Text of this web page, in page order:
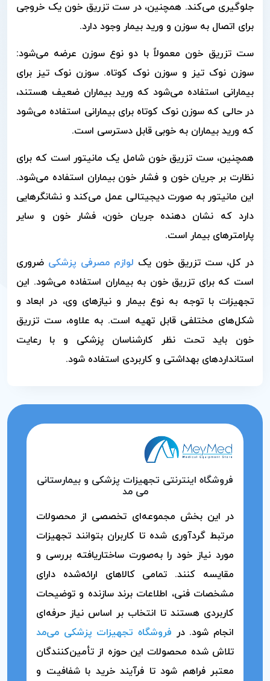
جلوگیری می‌کند. همچنین، در ست تزریق خون یک خروجی
برای اتصال به سوزن و ورید بیمار وجود دارد.
ست تزریق خون معمولاً با دو نوع سوزن عرضه می‌شود:
سوزن نوک تیز و سوزن نوک کوتاه. سوزن نوک تیز برای
بیمارانی استفاده می‌شود که ورید بیماران ضعیف هستند،
در حالی که سوزن نوک کوتاه برای بیمارانی استفاده می‌شود
که ورید بیماران به خوبی قابل دسترسی است.
همچنین، ست تزریق خون شامل یک مانیتور است که برای
نظارت بر جریان خون و فشار خون بیماران استفاده می‌شود.
این مانیتور به صورت دیجیتالی عمل می‌کند و نشانگرهایی
دارد که نشان دهنده جریان خون، فشار خون و سایر
پارامترهای بیمار است.
در کل، ست تزریق خون یک لوازم مصرفی پزشکی ضروری
است که برای تزریق خون به بیماران استفاده می‌شود. این
تجهیزات با توجه به نوع بیمار و نیازهای وی، در ابعاد و
شکل‌های مختلفی قابل تهیه است. به علاوه، ست تزریق
خون باید تحت نظر کارشناسان پزشکی و با رعایت
استانداردهای بهداشتی و کاربردی استفاده شود.
فروشگاه اینترنتی تجهیزات پزشکی و بیمارستانی
می مد
در این بخش مجموعه‌ای تخصصی از محصولات
مرتبط گردآوری شده تا کاربران بتوانند تجهیزات
مورد نیاز خود را به‌صورت ساختاریافته بررسی و
مقایسه کنند. تمامی کالاهای ارائه‌شده دارای
مشخصات فنی، اطلاعات برند سازنده و توضیحات
کاربردی هستند تا انتخاب بر اساس نیاز حرفه‌ای
انجام شود. در فروشگاه تجهیزات پزشکی می‌مد
تلاش شده محصولات این حوزه از تأمین‌کنندگان
معتبر فراهم شود تا فرآیند خرید با شفافیت و